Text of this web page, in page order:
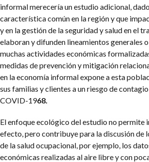
informal merecería un estudio adicional,
característica común en la región y que
y en la gestión de la seguridad y salud en el
elaboran y difunden lineamientos generales
muchas actividades económicas
medidas de prevención y mitigación
en la economía informal expone a esta
sus familias y clientes a un riesgo de
COVID-1968.
El enfoque ecológico del estudio no permite
efecto, pero contribuye para la discusión de
de la salud ocupacional, por ejemplo, los
económicas realizadas al aire libre y con